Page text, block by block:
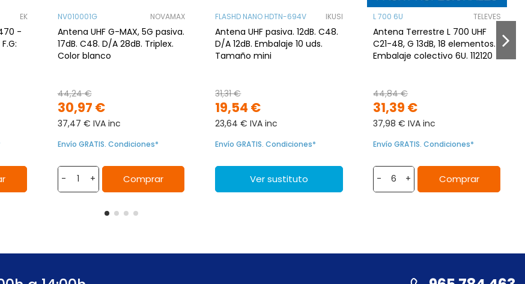
EK NV010001G NOVAMAX
Antena UHF G-MAX, 5G pasiva.
17dB. C48. D/A 28dB. Triplex.
Color blanco
30,97 €
44,24 €
37,47 € IVA inc
Envío GRATIS. Condiciones*
- + Comprar
FLASHD NANO HDTN-694V IKUSI
Antena UHF pasiva. 12dB. C48.
D/A 12dB. Embalaje 10 uds.
Tamaño mini
19,54 €
31,31 €
23,64 € IVA inc
Envío GRATIS. Condiciones*
Ver sustituto
L 700 6U TELEVES
Antena Terrestre L 700 UHF
C21-48, G 13dB, 18 elementos.
Embalaje colectivo 6U. 112120
31,39 €
44,84 €
37,98 € IVA inc
Envío GRATIS. Condiciones*
- + Comprar